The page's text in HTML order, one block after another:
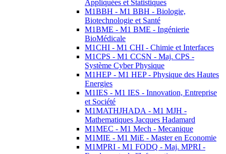
Appliquées et Statistiques
M1BBH - M1 BBH - Biologie,
Biotechnologie et Santé
M1BME - M1 BME - Ingénierie
BioMédicale
M1CHI - M1 CHI - Chimie et Interfaces
M1CPS - M1 CCSN - Maj. CPS -
Système Cyber Physique
M1HEP - M1 HEP - Physique des Hautes
Energies
M1IES - M1 IES - Innovation, Entreprise
et Société
M1MATHJHADA - M1 MJH -
Mathematiques Jacques Hadamard
M1MEC - M1 Mech - Mecanique
M1MIE - M1 MiE - Master en Economie
M1MPRI - M1 FODQ - Maj. MPRI -